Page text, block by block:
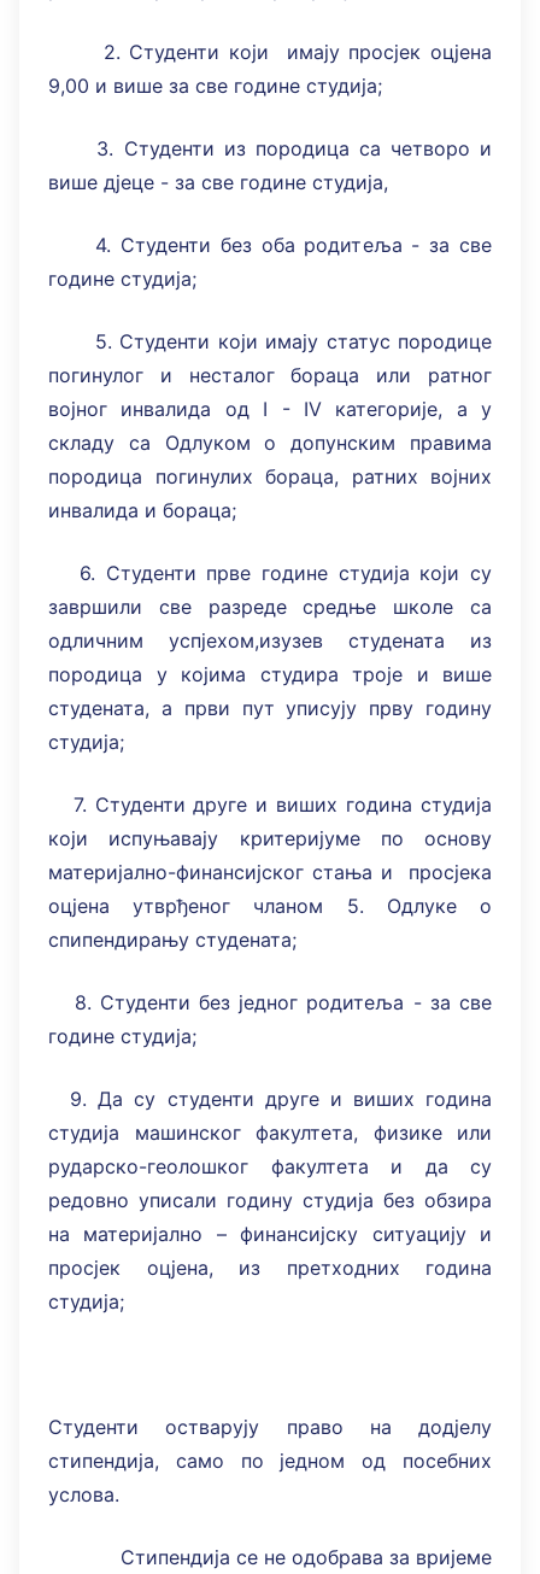
2. Студенти који имају просјек оцјена
9,00 и више за све године студија;
3. Студенти из породица са четворо и
више дјеце - за све године студија,
4. Студенти без оба родитеља - за све
године студија;
5. Студенти који имају статус породице
погинулог и несталог бораца или ратног
војног инвалида од I - IV категорије, a у
складу са Одлуком о допунским правима
породица погинулих бораца, ратних војних
инвалида и бораца;
6. Студенти прве године студија који су
завршили све разреде средње школе са
одличним успјехом,изузев студената из
породица у којима студира троје и више
студената, а први пут уписују прву годину
студија;
7. Студенти друге и виших година студија
који испуњавају критеријуме по основу
материјално-финансијског стања и просјека
оцјена утврђеног чланом 5. Одлуке о
спипендирању студената;
8. Студенти без једног родитеља - за све
године студија;
9. Да су студенти друге и виших година
студија машинског факултета, физике или
рударско-геолошког факултета и да су
редовно уписали годину студија без обзира
на материјално – финансијску ситуацију и
просјек оцјена, из претходних година
студија;
Студенти остварују право на додјелу
стипендија, само по једном од посебних
услова.
Стипендија се не одобрава за вријеме